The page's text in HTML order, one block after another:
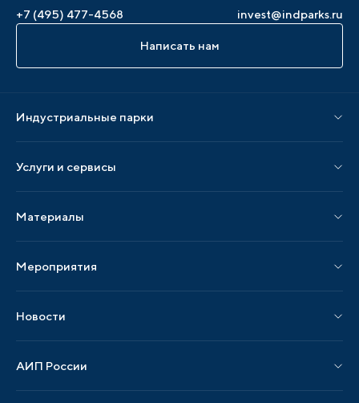
+7 (495) 477-4568
invest@indparks.ru
Написать нам
Индустриальные парки
Парки по регионам
Услуги и сервисы
Услуги по локализации
Материалы
Публикации СМИ и статьи
Образцы документов
Мероприятия
Мероприятия отрасли
Новости
Новости отрасли
АИП России